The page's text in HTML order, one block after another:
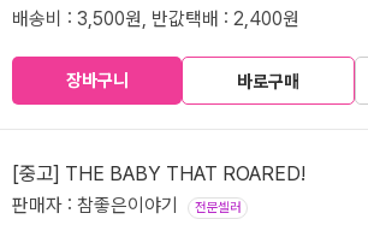
배송비 : 3,500원, 반값택배 : 2,400원
장바구니 바로구매
[중고] THE BABY THAT ROARED!
판매자 : 참좋은이야기 전문셀러